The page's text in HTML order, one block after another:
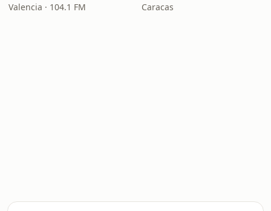
Valencia · 104.1 FM Caracas